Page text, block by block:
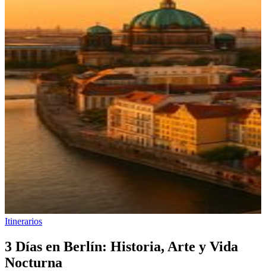
Itinerarios
3 Días en Berlín: Historia, Arte y Vida
Nocturna